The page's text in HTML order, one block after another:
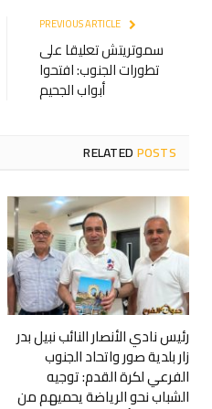
سموتريتش تعليقا على
تطورات الجنوب: افتحوا
أبواب الجحيم
RELATEDPOSTS
رئيس نادي الأنصار النائب نبيل بدر
زار بلدية صور واتحاد الجنوب
الفرعي لكرة القدم: توجيه
الشباب نحو الرياضة يحميهم من